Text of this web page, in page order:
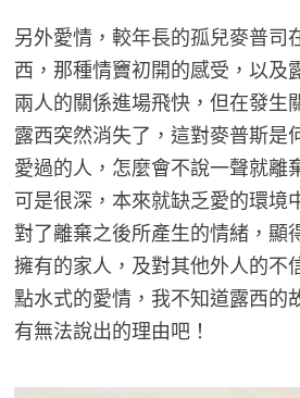
另外愛情，較年長的孤兒麥普司
西，那種情竇初開的感受，以及
兩人的關係進場飛快，但在發生
露西突然消失了，這對麥普斯是
愛過的人，怎麼會不說一聲就離
可是很深，本來就缺乏愛的環境
對了離棄之後所產生的情緒，顯
擁有的家人，及對其他外人的不
點水式的愛情，我不知道露西的
有無法說出的理由吧！